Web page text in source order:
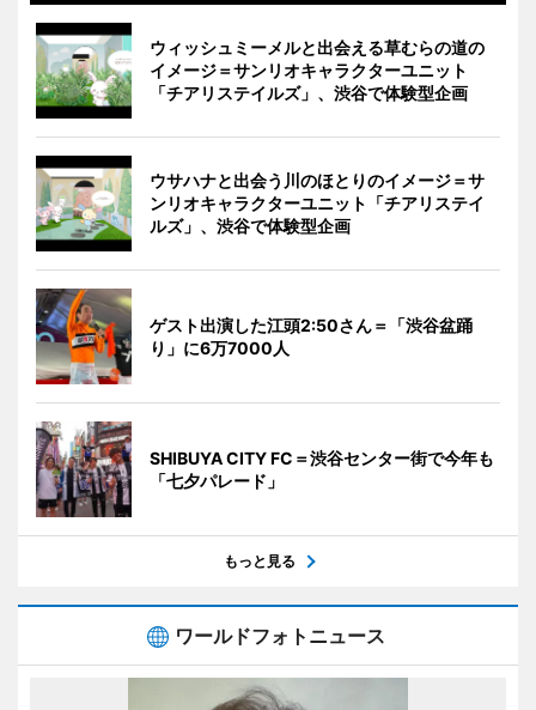
ウィッシュミーメルと出会える草むらの道の
イメージ＝サンリオキャラクターユニット
「チアリステイルズ」、渋谷で体験型企画
ウサハナと出会う川のほとりのイメージ＝サ
ンリオキャラクターユニット「チアリステイ
ルズ」、渋谷で体験型企画
ゲスト出演した江頭2:50さん＝「渋谷盆踊
り」に6万7000人
SHIBUYA CITY FC＝渋谷センター街で今年も
「七夕パレード」
もっと見る
ワールドフォトニュース